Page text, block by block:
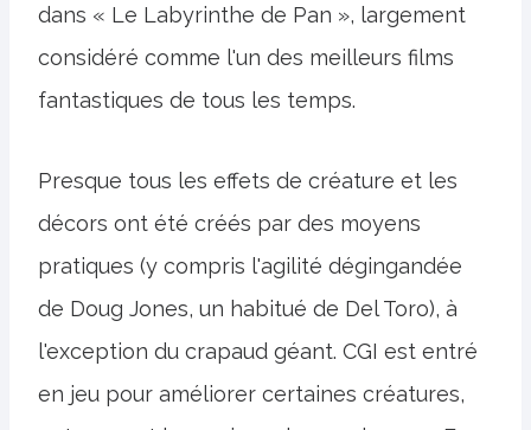
dans « Le Labyrinthe de Pan », largement
considéré comme l'un des meilleurs films
fantastiques de tous les temps.
Presque tous les effets de créature et les
décors ont été créés par des moyens
pratiques (y compris l'agilité dégingandée
de Doug Jones, un habitué de Del Toro), à
l'exception du crapaud géant. CGI est entré
en jeu pour améliorer certaines créatures,